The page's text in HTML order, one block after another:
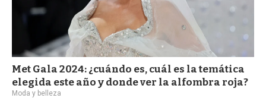
Met Gala 2024: ¿cuándo es, cuál es la temática
elegida este año y donde ver la alfombra roja?
Moda y belleza